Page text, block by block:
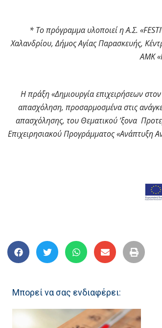
* Το πρόγραμμα υλοποιεί η Α.Σ.
Χαλανδρίου, Δήμος Αγίας Παρασκευής,
ΑΜΚ
Η πράξη «Δημιουργία επιχειρήσεων
απασχόληση, προσαρμοσμένα στις
απασχόλησης, του Θεματικού ʼξονα
Επιχειρησιακού Προγράμματος «Ανάπτυξη
Μπορεί να σας ενδιαφέρει: